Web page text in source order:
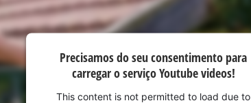
Precisamos do seu consentimento para
carregar o serviço Youtube videos!
This content is not permitted to load due to